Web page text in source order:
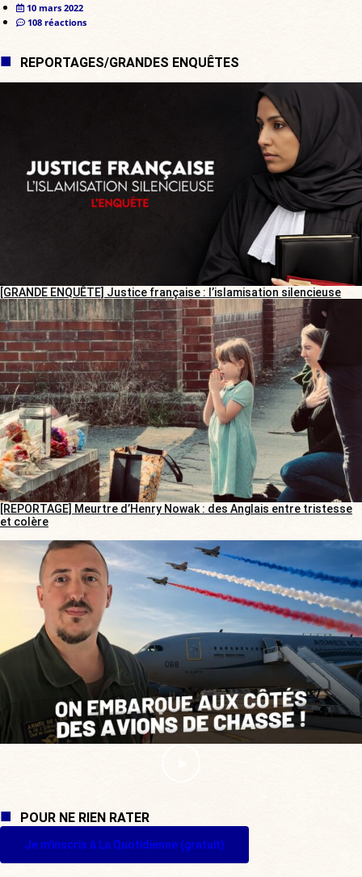
10 mars 2022
108 réactions
REPORTAGES/GRANDES ENQUÊTES
[GRANDE ENQUÊTE] Justice française : l’islamisation silencieuse
[REPORTAGE] Meurtre d’Henry Nowak : des Anglais entre tristesse
et colère
POUR NE RIEN RATER
Je m'inscris à La Quotidienne (gratuit)